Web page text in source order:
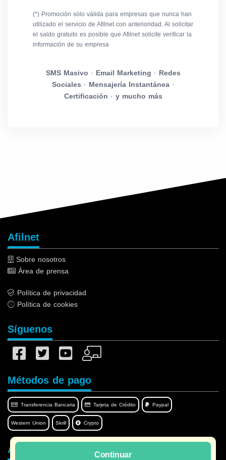
(*) Promoción sólo válida para empresas que nunca han
utilizado el servicio de Afilnet con anterioridad. Al solicitar
el saldo gratuito es posible que Afilnet solicite verificar la
información de su empresa
SMS Masivo · Email Marketing · Redes
Sociales · Mensajería Instantánea·
Certificación · y mucho más
Continuar
Afilnet
Sobre nosotros
Área de prensa
Política de privacidad
Política de cookies
Síguenos
Métodos de pago
Transferencia Bancaria Tarjeta de Crédito Paypal
Western Union Skrill Crypto
Afilnet en su idioma